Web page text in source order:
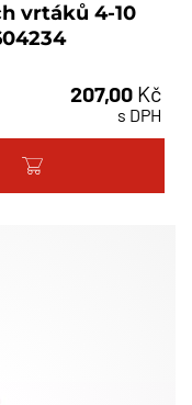
vrtáků 4-10
207,00 Kč
s DPH